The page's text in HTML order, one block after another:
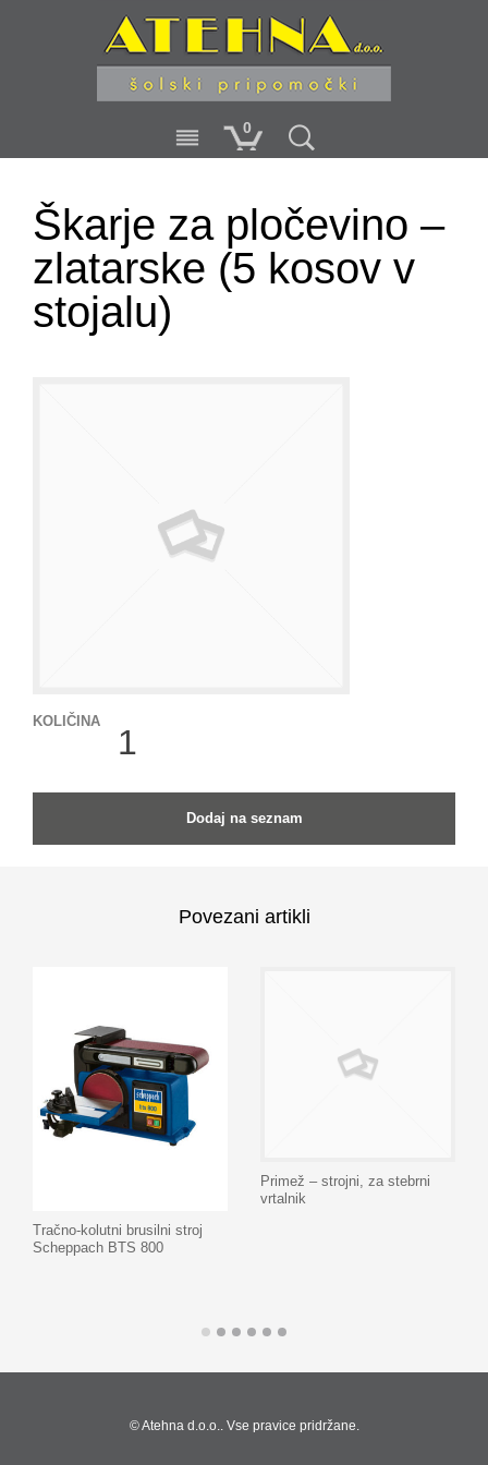
0
Škarje za pločevino –
zlatarske (5 kosov v
stojalu)
KOLIČINA
Dodaj na seznam
Povezani artikli
Tračno-kolutni brusilni stroj
Scheppach BTS 800
Primež – strojni, za stebrni
vrtalnik
© Atehna d.o.o.. Vse pravice pridržane.